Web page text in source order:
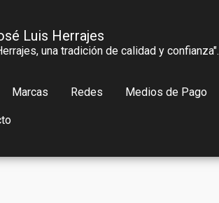
Luis Herrajes
una tradición de calidad y confianza".
Marcas Redes Medios de Pago